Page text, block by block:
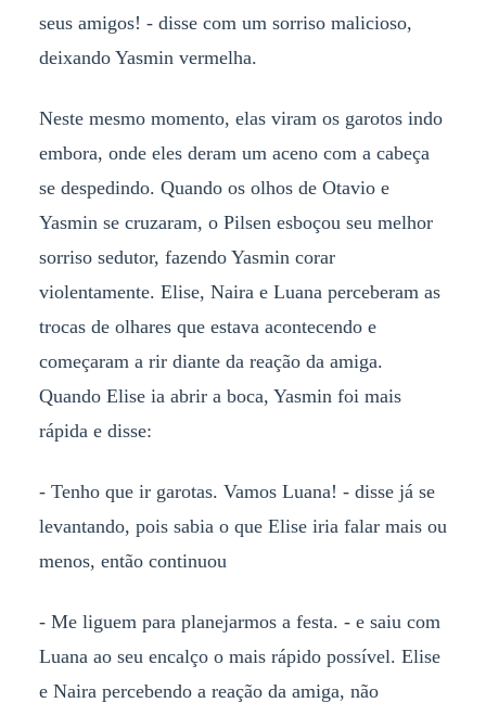
seus amigos! - disse com um sorriso malicioso,
deixando Yasmin vermelha.
Neste mesmo momento, elas viram os garotos indo
embora, onde eles deram um aceno com a cabeça
se despedindo. Quando os olhos de Otavio e
Yasmin se cruzaram, o Pilsen esboçou seu melhor
sorriso sedutor, fazendo Yasmin corar
violentamente. Elise, Naira e Luana perceberam as
trocas de olhares que estava acontecendo e
começaram a rir diante da reação da amiga.
Quando Elise ia abrir a boca, Yasmin foi mais
rápida e disse:
- Tenho que ir garotas. Vamos Luana! - disse já se
levantando, pois sabia o que Elise iria falar mais ou
menos, então continuou
- Me liguem para planejarmos a festa. - e saiu com
Luana ao seu encalço o mais rápido possível. Elise
e Naira percebendo a reação da amiga, não